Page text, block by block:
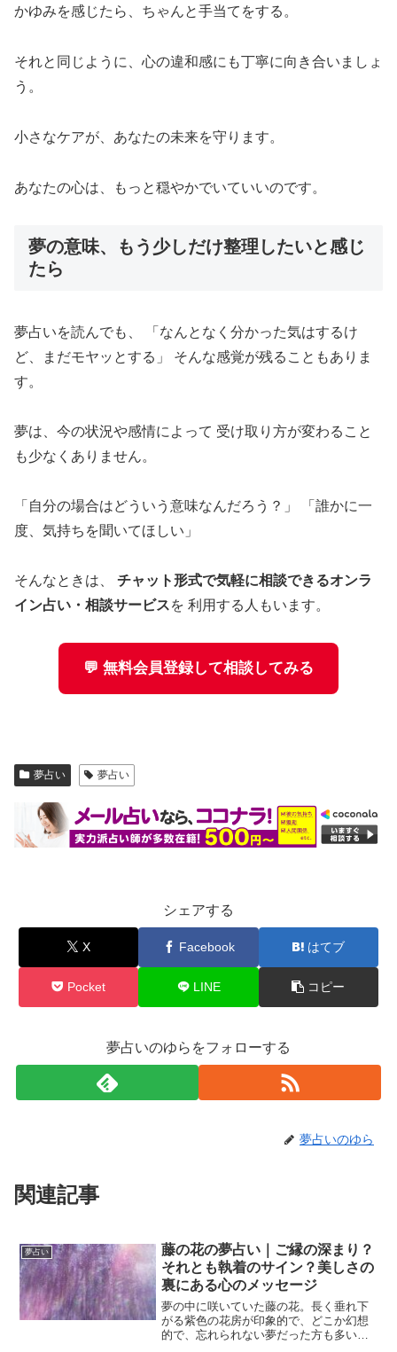
かゆみを感じたら、ちゃんと手当てをする。
それと同じように、心の違和感にも丁寧に向き合いましょ
う。
小さなケアが、あなたの未来を守ります。
あなたの心は、もっと穏やかでいていいのです。
夢の意味、もう少しだけ整理したいと感じ
たら
夢占いを読んでも、 「なんとなく分かった気はするけ
ど、まだモヤッとする」 そんな感覚が残ることもありま
す。
夢は、今の状況や感情によって 受け取り方が変わること
も少なくありません。
「自分の場合はどういう意味なんだろう？」 「誰かに一
度、気持ちを聞いてほしい」
そんなときは、 チャット形式で気軽に相談できるオンラ
イン占い・相談サービスを 利用する人もいます。
💬 無料会員登録して相談してみる
夢占い 夢占い
シェアする
X Facebook はてブ
Pocket LINE コピー
夢占いのゆらをフォローする
夢占いのゆら
関連記事
夢占い
藤の花の夢占い｜ご縁の深まり？
それとも執着のサイン？美しさの
裏にある心のメッセージ
夢の中に咲いていた藤の花。長く垂れ下
がる紫色の花房が印象的で、どこか幻想
的で、忘れられない夢だった方も多いの